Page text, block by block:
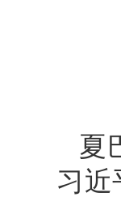
夏
习近